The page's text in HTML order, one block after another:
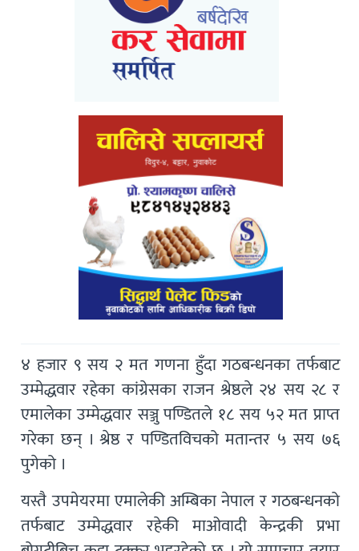
४ हजार ९ सय २ मत गणना हुँदा गठबन्धनका तर्फबाट
उम्मेद्धवार रहेका कांग्रेसका राजन श्रेष्ठले २४ सय २८ र
एमालेका उम्मेद्धवार सञ्जु पण्डितले १८ सय ५२ मत प्राप्त
गरेका छन् । श्रेष्ठ र पण्डितविचको मतान्तर ५ सय ७६
पुगेको ।
यस्तै उपमेयरमा एमालेकी अम्बिका नेपाल र गठबन्धनको
तर्फबाट उम्मेद्धवार रहेकी माओवादी केन्द्रकी प्रभा